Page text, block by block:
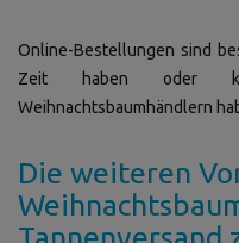
Online-Bestellungen sind
Zeit haben oder
Weihnachtsbaumhändlern
Die weiteren